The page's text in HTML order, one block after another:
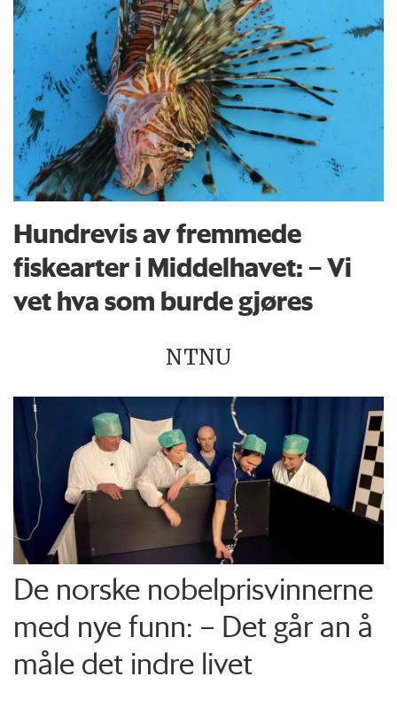
Hundrevis av fremmede
fiskearter i Middelhavet: – Vi
vet hva som burde gjøres
NTNU
De norske nobelprisvinnerne
med nye funn: – Det går an å
måle det indre livet